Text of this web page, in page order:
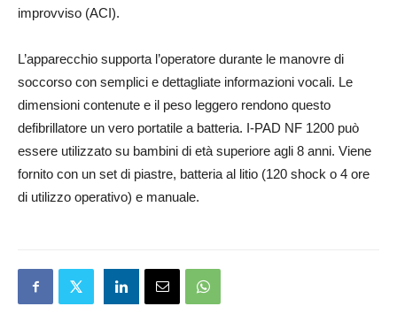
improvviso (ACI).
L’apparecchio supporta l’operatore durante le manovre di
soccorso con semplici e dettagliate informazioni vocali. Le
dimensioni contenute e il peso leggero rendono questo
defibrillatore un vero portatile a batteria. I-PAD NF 1200 può
essere utilizzato su bambini di età superiore agli 8 anni. Viene
fornito con un set di piastre, batteria al litio (120 shock o 4 ore
di utilizzo operativo) e manuale.